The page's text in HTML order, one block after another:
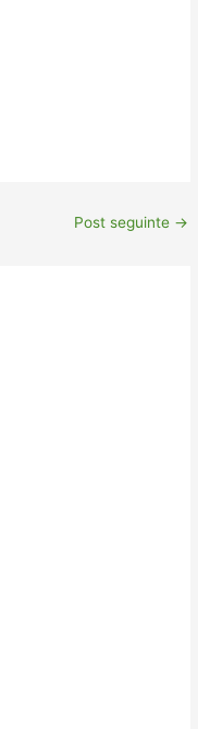
Post seguinte →